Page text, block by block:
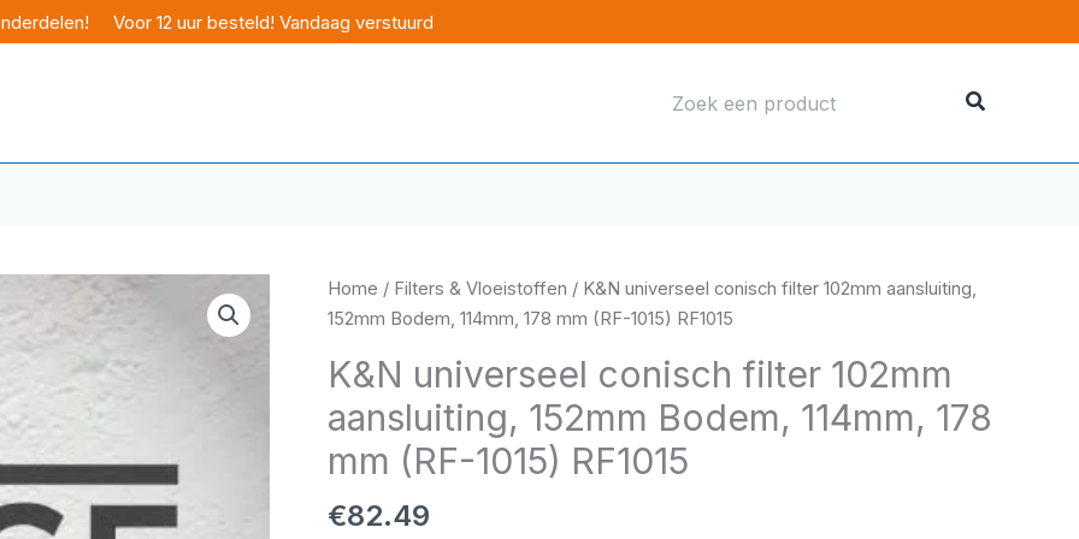
Voor 12 uur besteld! Vandaag verstuurd
naar:
Home / Filters & Vloeistoffen / K&N universeel conisch filter 102mm aansluiting,
152mm Bodem, 114mm, 178 mm (RF-1015) RF1015
K&N universeel conisch filter 102mm
aansluiting, 152mm Bodem, 114mm, 178
mm (RF-1015) RF1015
€82.49